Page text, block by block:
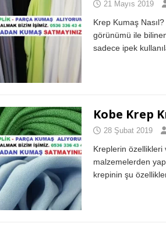
21 Mayıs 2019
Krep Kumaş Nasıl?
görünümü ile
sadece ipek
Kobe Krep
28 Şubat 2019
Kreplerin özellikleri
malzemelerden
krepinin şu